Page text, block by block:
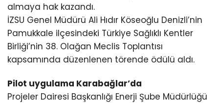
almaya hak kazandı.
İZSU Genel Müdürü Ali Hıdır Köseoğlu Denizli’nin
Pamukkale ilçesindeki Türkiye Sağlıklı Kentler
Birliği’nin 38. Olağan Meclis Toplantısı
kapsamında düzenlenen törende ödülü aldı.
Pilot uygulama Karabağlar’da
Projeler Dairesi Başkanlığı Enerji Şube Müdürlüğü